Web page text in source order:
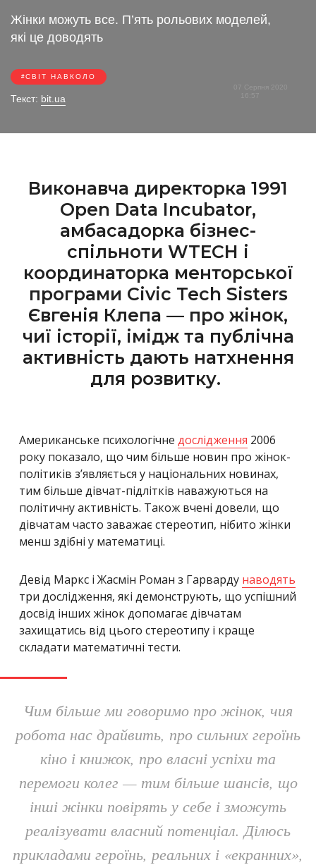
Жінки можуть все. П’ять рольових моделей,
які це доводять
СВІТ НАВКОЛО
Текст: bit.ua
07 Серпня 2020
16:57
Виконавча директорка 1991
Open Data Incubator,
амбасадорка бізнес-
спільноти WTECH і
координаторка менторської
програми Civic Tech Sisters
Євгенія Клепа — про жінок,
чиї історії, імідж та публічна
активність дають натхнення
для розвитку.
Американське психологічне дослідження 2006
року показало, що чим більше новин про жінок-
політиків з’являється у національних новинах,
тим більше дівчат-підлітків наважуються на
політичну активність. Також вчені довели, що
дівчатам часто заважає стереотип, нібито жінки
менш здібні у математиці.
Девід Маркс і Жасмін Роман з Гарварду наводять
три дослідження, які демонструють, що успішний
досвід інших жінок допомагає дівчатам
захищатись від цього стереотипу і краще
складати математичні тести.
Чим більше ми говоримо про жінок, чия
робота нас драйвить, про сильних героїнь
кіно і книжок, про власні успіхи та
перемоги колег — тим більше шансів, що
інші жінки повірять у себе і зможуть
реалізувати власний потенціал. Ділюсь
прикладами героїнь, реальних і «екранних»,